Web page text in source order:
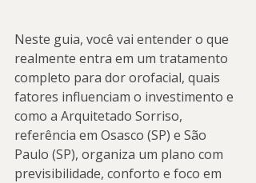
Neste guia, você vai entender o que
realmente entra em um tratamento
completo para dor orofacial, quais
fatores influenciam o investimento e
como a Arquitetado Sorriso,
referência em Osasco (SP) e São
Paulo (SP), organiza um plano com
previsibilidade, conforto e foco em